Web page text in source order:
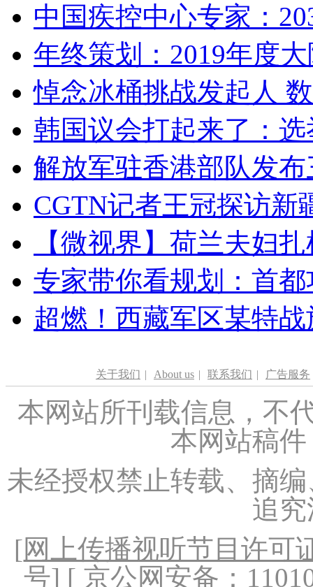
中国疾控中心专家：
年终策划：2019年度
悼念冰桶挑战发起人
韩国议会打起来了：
解放军驻香港部队发
CGTN记者王冠探访新
【微视界】荷兰夫妇
专家带你看规划：首
超燃！西藏军区某特
关于我们 | About us | 联系我们 | 广告服务
本网站所刊载信息，不
本网站稿
未经授权禁止转载、摘
追
[网上传播视听节目许可
号] [ 京公网安备：